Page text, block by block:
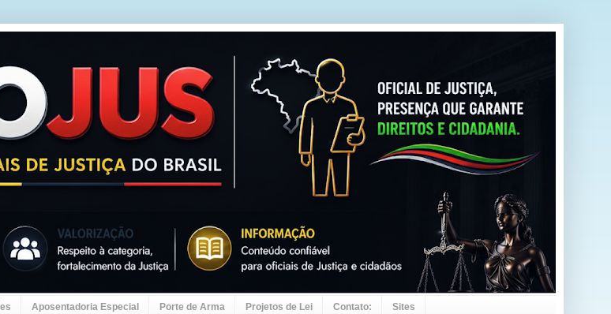
Aposentadoria Especial Porte de Arma Projetos de Lei Contato: Sites